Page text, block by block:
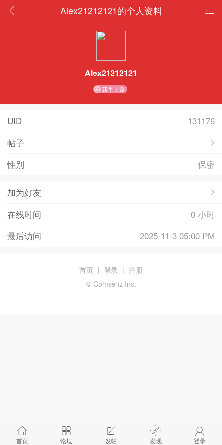
Alex21212121的个人资料
Alex21212121
新手上路
UID
131176
帖子
性别
保密
加为好友
在线时间
0 小时
最后访问
2025-11-3 05:00 PM
首页 论坛 发帖 发现 登录
首页 | 登录 | 注册
© Comsenz Inc.